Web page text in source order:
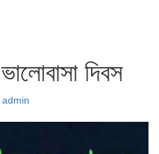
দিবস
admin